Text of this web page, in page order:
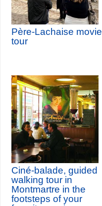
Père-Lachaise movie
tour
Ciné-balade, guided
walking tour in
Montmartre in the
footsteps of your